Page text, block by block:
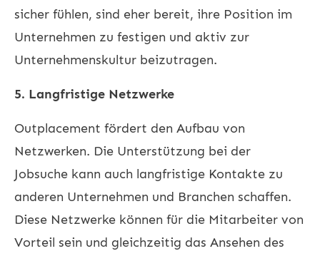
sicher fühlen, sind eher bereit, ihre Position im
Unternehmen zu festigen und aktiv zur
Unternehmenskultur beizutragen.
5. Langfristige Netzwerke
Outplacement fördert den Aufbau von
Netzwerken. Die Unterstützung bei der
Jobsuche kann auch langfristige Kontakte zu
anderen Unternehmen und Branchen schaffen.
Diese Netzwerke können für die Mitarbeiter von
Vorteil sein und gleichzeitig das Ansehen des